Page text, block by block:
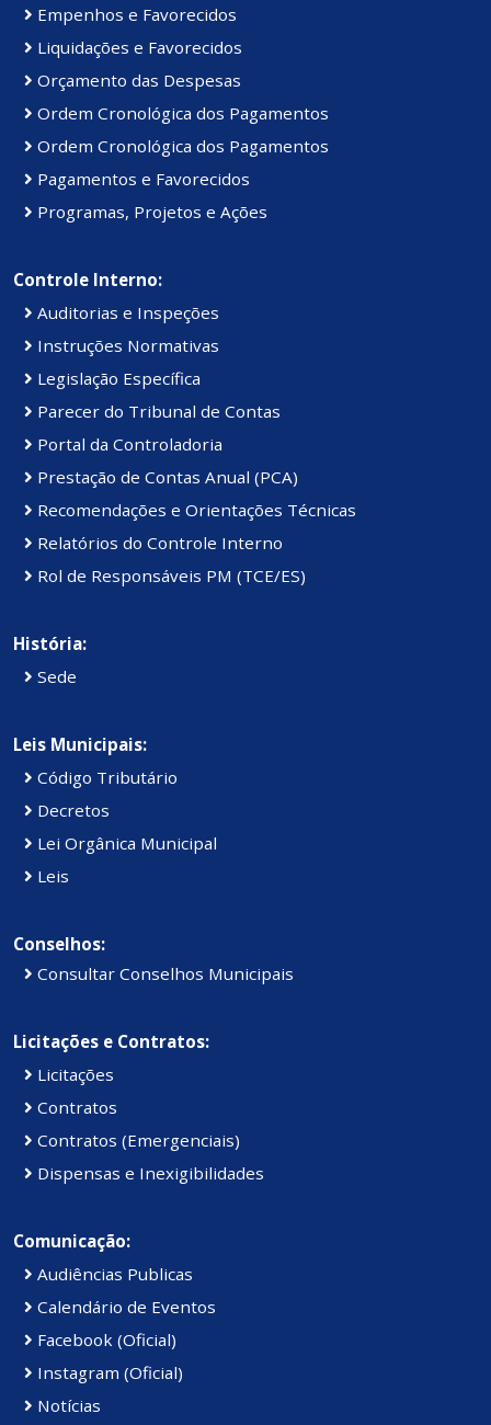
Empenhos e Favorecidos
Liquidações e Favorecidos
Orçamento das Despesas
Ordem Cronológica dos Pagamentos
Ordem Cronológica dos Pagamentos
Pagamentos e Favorecidos
Programas, Projetos e Ações
Controle Interno:
Auditorias e Inspeções
Instruções Normativas
Legislação Específica
Parecer do Tribunal de Contas
Portal da Controladoria
Prestação de Contas Anual (PCA)
Recomendações e Orientações Técnicas
Relatórios do Controle Interno
Rol de Responsáveis PM (TCE/ES)
História:
Sede
Leis Municipais:
Código Tributário
Decretos
Lei Orgânica Municipal
Leis
Conselhos:
Consultar Conselhos Municipais
Licitações e Contratos:
Licitações
Contratos
Contratos (Emergenciais)
Dispensas e Inexigibilidades
Comunicação:
Audiências Publicas
Calendário de Eventos
Facebook (Oficial)
Instagram (Oficial)
Notícias